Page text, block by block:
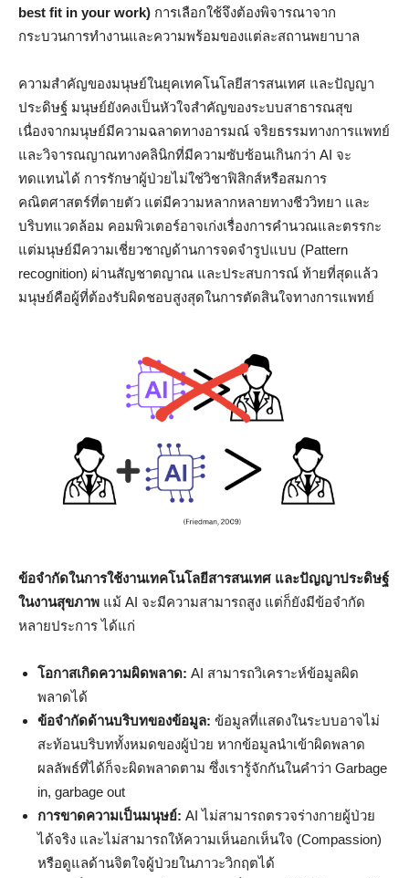
best fit in your work) การเลือกใช้จึงต้องพิจารณาจาก
กระบวนการทำงานและความพร้อมของแต่ละสถานพยาบาล
ความสำคัญของมนุษย์ในยุคเทคโนโลยีสารสนเทศ และปัญญา
ประดิษฐ์ มนุษย์ยังคงเป็นหัวใจสำคัญของระบบสาธารณสุข
เนื่องจากมนุษย์มีความฉลาดทางอารมณ์ จริยธรรมทางการแพทย์
และวิจารณญาณทางคลินิกที่มีความซับซ้อนเกินกว่า AI จะ
ทดแทนได้ การรักษาผู้ป่วยไม่ใช่วิชาฟิสิกส์หรือสมการ
คณิตศาสตร์ที่ตายตัว แต่มีความหลากหลายทางชีววิทยา และ
บริบทแวดล้อม คอมพิวเตอร์อาจเก่งเรื่องการคำนวณและตรรกะ
แต่มนุษย์มีความเชี่ยวชาญด้านการจดจำรูปแบบ (Pattern
recognition) ผ่านสัญชาตญาณ และประสบการณ์ ท้ายที่สุดแล้ว
มนุษย์คือผู้ที่ต้องรับผิดชอบสูงสุดในการตัดสินใจทางการแพทย์
ข้อจำกัดในการใช้งานเทคโนโลยีสารสนเทศ และปัญญาประดิษฐ์
ในงานสุขภาพ แม้ AI จะมีความสามารถสูง แต่ก็ยังมีข้อจำกัด
หลายประการ ได้แก่
โอกาสเกิดความผิดพลาด: AI สามารถวิเคราะห์ข้อมูลผิด
พลาดได้
ข้อจำกัดด้านบริบทของข้อมูล: ข้อมูลที่แสดงในระบบอาจไม่
สะท้อนบริบททั้งหมดของผู้ป่วย หากข้อมูลนำเข้าผิดพลาด
ผลลัพธ์ที่ได้ก็จะผิดพลาดตาม ซึ่งเรารู้จักกันในคำว่า Garbage
in, garbage out
การขาดความเป็นมนุษย์: AI ไม่สามารถตรวจร่างกายผู้ป่วย
ได้จริง และไม่สามารถให้ความเห็นอกเห็นใจ (Compassion)
หรือดูแลด้านจิตใจผู้ป่วยในภาวะวิกฤตได้